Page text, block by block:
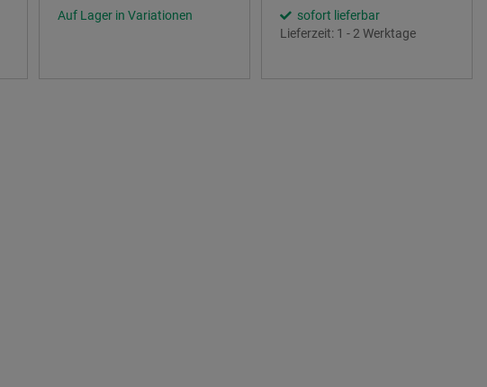
Auf Lager in Variationen
sofort lieferbar
Lieferzeit: 1 - 2 Werktage